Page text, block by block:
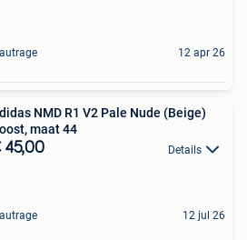
12 apr 26
NMD R1 V2 Pale Nude (Beige)
maat 44
45,00 Details
12 jul 26